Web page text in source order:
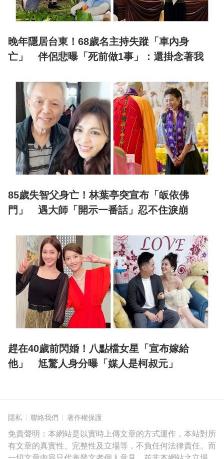
晚年隱居台東！68歲名主持失蹤「車內身
亡」 伴侶悲曝「死前做1事」：還掛念著我
85歲失智父身亡！林葉亭突宣布「皈依佛
門」 遇大師「開示一番話」忍不住淚崩
趕在40歲前閃婚！八點檔女星「宣布嫁給
他」 尪驚人身分曝「媒人是柯叔元」
隱私 聯絡我們 著作權保護
免責聲明：本網站是以實時上傳文章的方式運作，本站對所
有文章的真實性、完整性及立場等，不負任何法律責任。而